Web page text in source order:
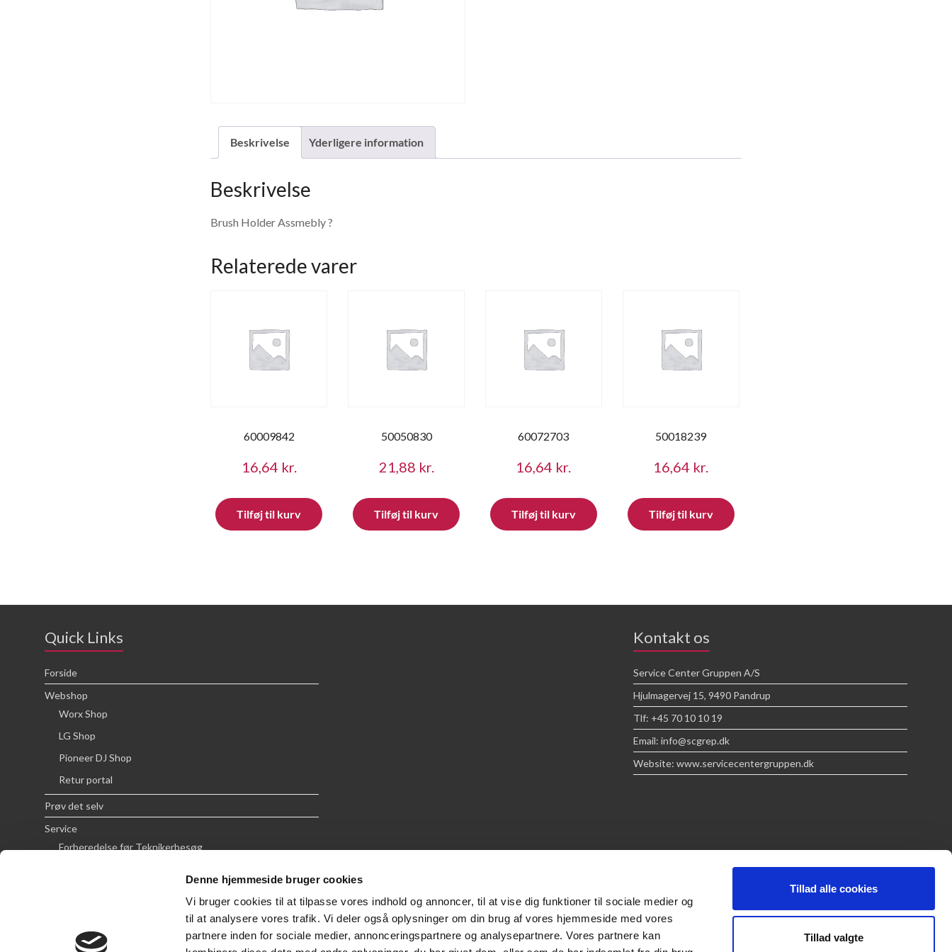
Denne hjemmeside bruger cookies
Vi bruger cookies til at tilpasse vores indhold og annoncer, til at vise dig funktioner til sociale medier og
til at analysere vores trafik. Vi deler også oplysninger om din brug af vores hjemmeside med vores
partnere inden for sociale medier, annonceringspartnere og analysepartnere. Vores partnere kan
Tillad alle cookies
Tillad valgte
Beskrivelse Yderligere information
Beskrivelse
Brush Holder Assmebly ?
Relaterede varer
60009842
16,64 kr.
Tilføj til kurv
50050830
21,88 kr.
Tilføj til kurv
60072703
16,64 kr.
Tilføj til kurv
50018239
16,64 kr.
Tilføj til kurv
Quick Links
Forside
Webshop
Worx Shop
LG Shop
Pioneer DJ Shop
Retur portal
Prøv det selv
Service
Forberedelse før Teknikerbesøg
Handelsbetingelser
Kontakt os
Service Center Gruppen A/S
Hjulmagervej 15, 9490 Pandrup
Tlf: +45 70 10 10 19
Email: info@scgrep.dk
Website: www.servicecentergruppen.dk